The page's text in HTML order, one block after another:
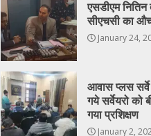
एसडीएम नितिन
सीएचसी का
January 24,
आवास प्लस
गये सर्वेयरो को
गया प्रशिक्षण
January 2,